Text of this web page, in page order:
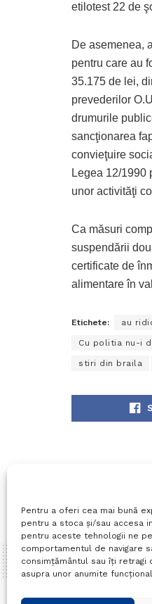
Pentru a oferi cea mai bună
pentru a stoca și/sau accesa
pentru aceste tehnologii ne
comportamentul de navigare
consimțământul sau îți retragi
asupra unor anumite
etilotest 22 de
De asemenea,
pentru care au
35.175 de lei,
prevederilor
drumurile
sancţionarea
convieţuire
Legea 12/1990
unor activităţi
Ca măsuri
suspendării
certificate de
alimentare în
Etichete: au
Cu politia nu-i
stiri din braila